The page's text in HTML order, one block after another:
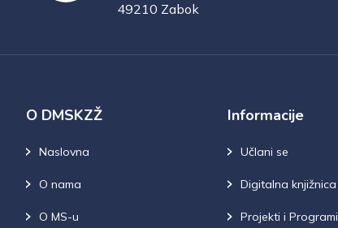
49210 Zabok
O DMSKZŽ
Naslovna
O nama
O MS-u
Informacije
Učlani se
Digitalna knjižnica
Projekti i Programi